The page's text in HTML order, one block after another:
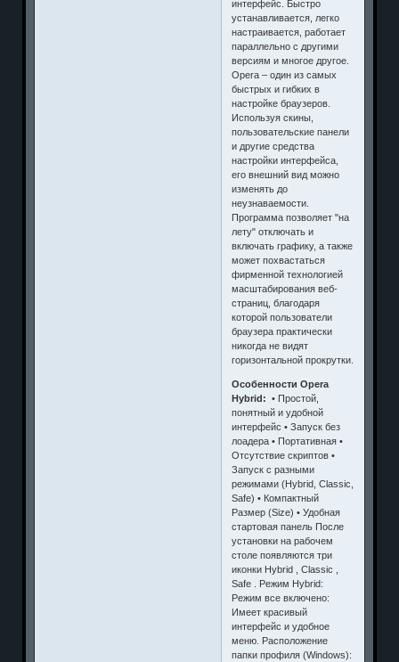
интерфейс. Быстро
устанавливается, легко
настраивается, работает
параллельно с другими
версиям и многое другое.
Opera – один из самых
быстрых и гибких в
настройке браузеров.
Используя скины,
пользовательские панели
и другие средства
настройки интерфейса,
его внешний вид можно
изменять до
неузнаваемости.
Программа позволяет "на
лету" отключать и
включать графику, а также
может похвастаться
фирменной технологией
масштабирования веб-
страниц, благодаря
которой пользователи
браузера практически
никогда не видят
горизонтальной прокрутки.
Особенности Opera
Hybrid: • Простой,
понятный и удобной
интерфейс • Запуск без
лоадера • Портативная •
Отсутствие скриптов •
Запуск с разными
режимами (Hybrid, Classic,
Safe) • Компактный
Размер (Size) • Удобная
стартовая панель После
установки на рабочем
столе появляются три
иконки Hybrid , Classic ,
Safe . Режим Hybrid:
Режим все включено:
Имеет красивый
интерфейс и удобное
меню. Расположение
папки профиля (Windows):